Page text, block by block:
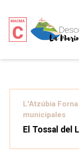
L'Atzúbia Forna
municipales
El Tossal del